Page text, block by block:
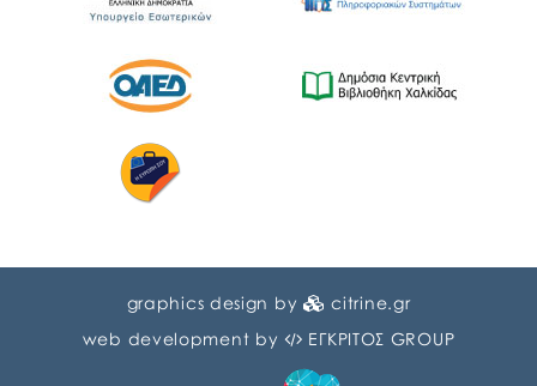
graphics design by
citrine.gr
web development by
ΕΓΚΡΙΤΟΣ GROUP